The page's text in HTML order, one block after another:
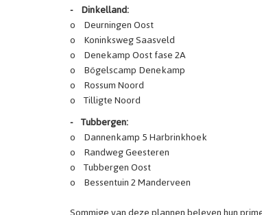
- Dinkelland:
o Deurningen Oost
o Koninksweg Saasveld
o Denekamp Oost fase 2A
o Bögelscamp Denekamp
o Rossum Noord
o Tilligte Noord
- Tubbergen:
o Dannenkamp 5 Harbrinkhoek
o Randweg Geesteren
o Tubbergen Oost
o Bessentuin 2 Manderveen